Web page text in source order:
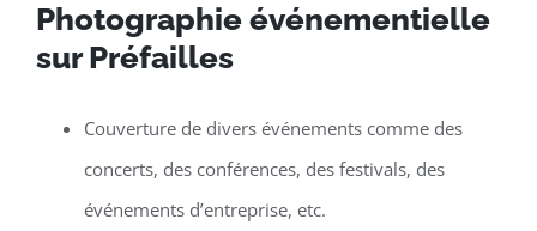
Photographie événementielle
sur Préfailles
Couverture de divers événements comme des
concerts, des conférences, des festivals, des
événements d’entreprise, etc.